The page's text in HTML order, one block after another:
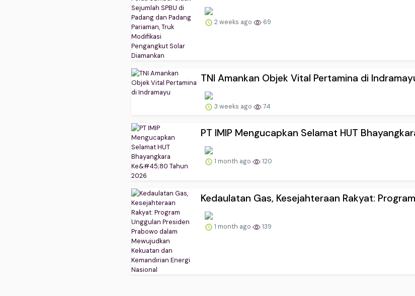
2 weeks ago 69
TNI Amankan Objek Vital Pertamina di
3 weeks ago 74
PT IMIP Mengucapkan Selamat HUT
1 month ago 120
Kedaulatan Gas, Kesejahteraan Rakyat:
1 month ago 139